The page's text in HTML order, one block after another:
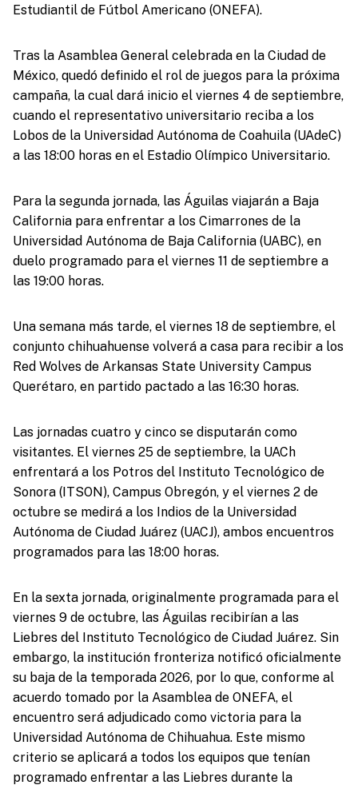
Estudiantil de Fútbol Americano (ONEFA).
Tras la Asamblea General celebrada en la Ciudad de
México, quedó definido el rol de juegos para la próxima
campaña, la cual dará inicio el viernes 4 de septiembre,
cuando el representativo universitario reciba a los
Lobos de la Universidad Autónoma de Coahuila (UAdeC)
a las 18:00 horas en el Estadio Olímpico Universitario.
Para la segunda jornada, las Águilas viajarán a Baja
California para enfrentar a los Cimarrones de la
Universidad Autónoma de Baja California (UABC), en
duelo programado para el viernes 11 de septiembre a
las 19:00 horas.
Una semana más tarde, el viernes 18 de septiembre, el
conjunto chihuahuense volverá a casa para recibir a los
Red Wolves de Arkansas State University Campus
Querétaro, en partido pactado a las 16:30 horas.
Las jornadas cuatro y cinco se disputarán como
visitantes. El viernes 25 de septiembre, la UACh
enfrentará a los Potros del Instituto Tecnológico de
Sonora (ITSON), Campus Obregón, y el viernes 2 de
octubre se medirá a los Indios de la Universidad
Autónoma de Ciudad Juárez (UACJ), ambos encuentros
programados para las 18:00 horas.
En la sexta jornada, originalmente programada para el
viernes 9 de octubre, las Águilas recibirían a las
Liebres del Instituto Tecnológico de Ciudad Juárez. Sin
embargo, la institución fronteriza notificó oficialmente
su baja de la temporada 2026, por lo que, conforme al
acuerdo tomado por la Asamblea de ONEFA, el
encuentro será adjudicado como victoria para la
Universidad Autónoma de Chihuahua. Este mismo
criterio se aplicará a todos los equipos que tenían
programado enfrentar a las Liebres durante la